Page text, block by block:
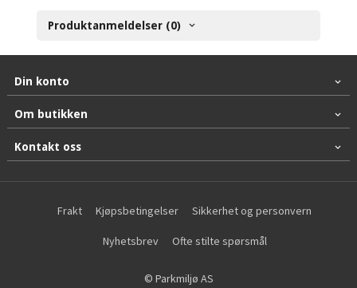
Produktanmeldelser (0)
Din konto
Om butikken
Kontakt oss
Frakt Kjøpsbetingelser Sikkerhet og personvern
Nyhetsbrev Ofte stilte spørsmål
© Parkmiljø AS